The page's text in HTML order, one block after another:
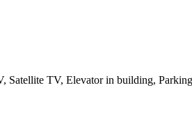
Satellite TV, Elevator in building,